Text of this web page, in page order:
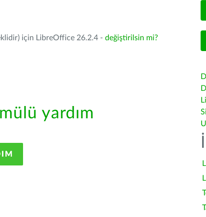
için LibreOffice 26.2.4 - değiştirilsin mi?
yardım